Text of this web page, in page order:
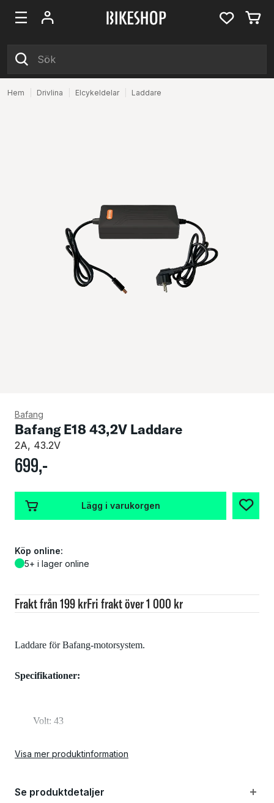
Hem Drivlina Elcykeldelar Laddare
Bafang
Bafang E18 43,2V Laddare
2A, 43.2V
699,-
Laddare för Bafang-motorsystem.
Specifikationer:
Volt: 43
Amper: 2
Visa mer produktinformation
Frakt från 199 krFri frakt över 1 000 kr
Lägg i varukorgen
Köp online:
5+ i lager online
Se produktdetaljer